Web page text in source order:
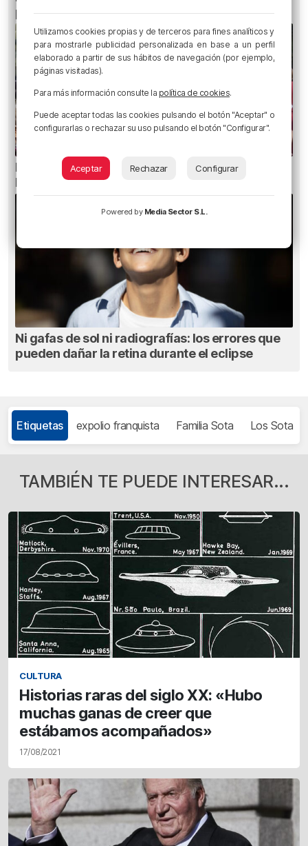
para recaudar 11 millones de euros más
Bilbao celebra San Mamés en el aniversario de
la Misericordia
Ni gafas de sol ni radiografías: los errores que
pueden dañar la retina durante el eclipse
Etiquetas expolio franquista Familia Sota Los Sota
TAMBIÉN TE PUEDE INTERESAR...
CULTURA
Historias raras del siglo XX: «Hubo
muchas ganas de creer que
estábamos acompañados»
17/08/2021
Utilizamos cookies propias y de terceros para fines analíticos y
para mostrarle publicidad personalizada en base a un perfil
elaborado a partir de sus hábitos de navegación (por ejemplo,
páginas visitadas).
Para más información consulte la política de cookies.
Puede aceptar todas las cookies pulsando el botón "Aceptar" o
configurarlas o rechazar su uso pulsando el botón "Configurar".
Aceptar Rechazar Configurar
Powered by Media Sector S.L.